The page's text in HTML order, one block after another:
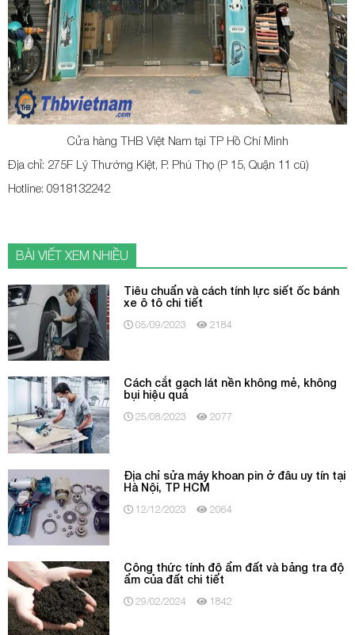
Cửa hàng THB Việt Nam tại TP Hồ Chí Minh
Địa chỉ: 275F Lý Thường Kiệt, P. Phú Thọ (P 15, Quận 11 cũ)
Hotline: 0918132242
BÀI VIẾT XEM NHIỀU
Tiêu chuẩn và cách tính lực siết ốc bánh
xe ô tô chi tiết
05/09/2023 2184
Cách cắt gạch lát nền không mẻ, không
bụi hiệu quả
25/08/2023 2077
Địa chỉ sửa máy khoan pin ở đâu uy tín tại
Hà Nội, TP HCM
12/12/2023 2064
Công thức tính độ ẩm đất và bảng tra độ
ẩm của đất chi tiết
29/02/2024 1842